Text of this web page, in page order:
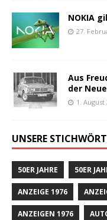
NOKIA
27.
Aus
der
1. August
UNSERE
50ER JAHRE 50ER
ANZEIGE 1976
ANZEIGEN 1976